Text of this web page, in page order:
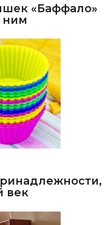
«Баффало»
ним
век